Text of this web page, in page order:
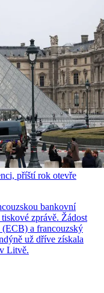
příští rok otevře
bankovní
zprávě. Žádost
(ECB) a francouzský
už dříve získala
Litvě.